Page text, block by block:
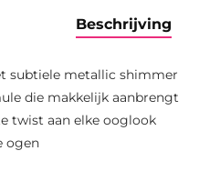
Beschrijving
subtiele metallic shimmer
die makkelijk aanbrengt
twist aan elke ooglook
ogen